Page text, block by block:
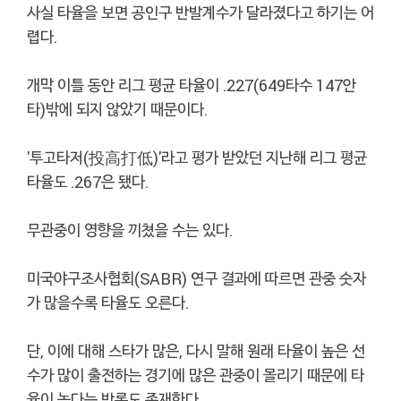
사실 타율을 보면 공인구 반발계수가 달라졌다고 하기는 어
렵다.
개막 이틀 동안 리그 평균 타율이 .227(649타수 147안
타)밖에 되지 않았기 때문이다.
'투고타저(投高打低)'라고 평가 받았던 지난해 리그 평균
타율도 .267은 됐다.
무관중이 영향을 끼쳤을 수는 있다.
미국야구조사협회(SABR) 연구 결과에 따르면 관중 숫자
가 많을수록 타율도 오른다.
단, 이에 대해 스타가 많은, 다시 말해 원래 타율이 높은 선
수가 많이 출전하는 경기에 많은 관중이 몰리기 때문에 타